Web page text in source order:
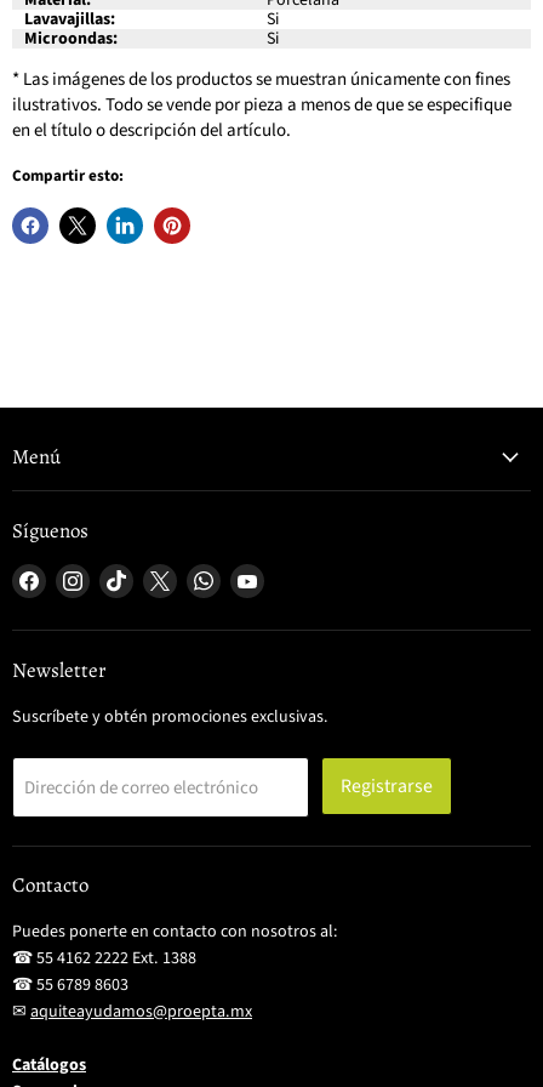
Lavavajillas:
Si
Microondas:
Si
* Las imágenes de los productos se muestran únicamente con fines
ilustrativos. Todo se vende por pieza a menos de que se especifique
en el título o descripción del artículo.
Compartir esto:
Menú
Síguenos
Encuéntrenos
en
Facebook
Encuéntrenos
en
Instagram
Encuéntrenos
en
TikTok
Encuéntrenos
en
X
Encuéntrenos
en
WhatsApp
Encuéntrenos
YouTube
Newsletter
Suscríbete y obtén promociones exclusivas.
Dirección de correo electrónico Registrarse
Contacto
Puedes ponerte en contacto con nosotros al:
☎ 55 4162 2222 Ext. 1388
☎ 55 6789 8603
✉ aquiteayudamos@proepta.mx
Catálogos